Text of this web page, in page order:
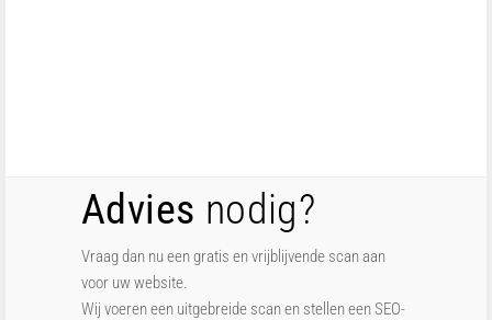
Advies nodig?
Vraag dan nu een gratis en vrijblijvende scan aan
voor uw website.
Wij voeren een uitgebreide scan en stellen een SEO-